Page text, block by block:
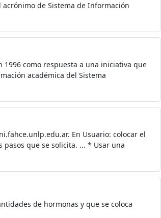
acrónimo de Sistema de Información
1996 como respuesta a una iniciativa que
académica del Sistema
En Usuario: colocar el
que se solicita. ... * Usar una
de hormonas y que se coloca